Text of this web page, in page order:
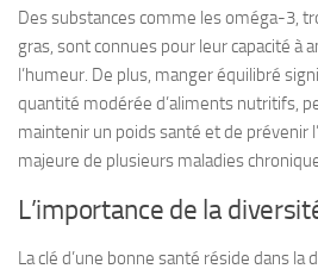
Des substances comme les oméga-3,
gras, sont connues pour leur capacité à
l’humeur. De plus, manger équilibré
quantité modérée d’aliments nutritifs,
maintenir un poids santé et de prévenir
majeure de plusieurs maladies
L’importance de la
La clé d’une bonne santé réside dans la